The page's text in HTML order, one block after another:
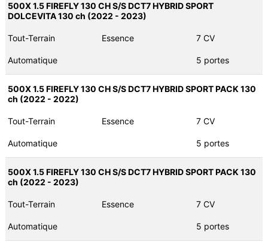
500X 1.5 FIREFLY 130 CH S/S DCT7 HYBRID SPORT
DOLCEVITA 130 ch (2022 - 2023)
Tout-Terrain Essence 7 CV
Automatique 5 portes
500X 1.5 FIREFLY 130 CH S/S DCT7 HYBRID SPORT PACK 130
ch (2022 - 2022)
Tout-Terrain Essence 7 CV
Automatique 5 portes
500X 1.5 FIREFLY 130 CH S/S DCT7 HYBRID SPORT PACK 130
ch (2022 - 2023)
Tout-Terrain Essence 7 CV
Automatique 5 portes